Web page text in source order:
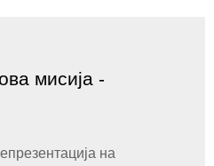
мисија -
на